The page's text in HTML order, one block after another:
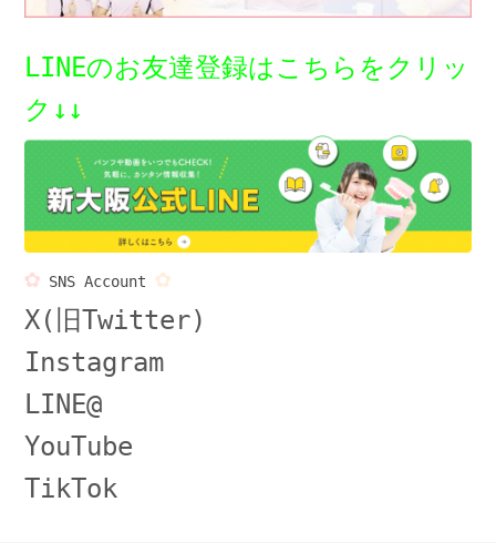
LINEのお友達登録はこちらをクリッ
ク↓↓
✿ SNS Account ✿
X(旧Twitter)
Instagram
LINE@
YouTube
TikTok